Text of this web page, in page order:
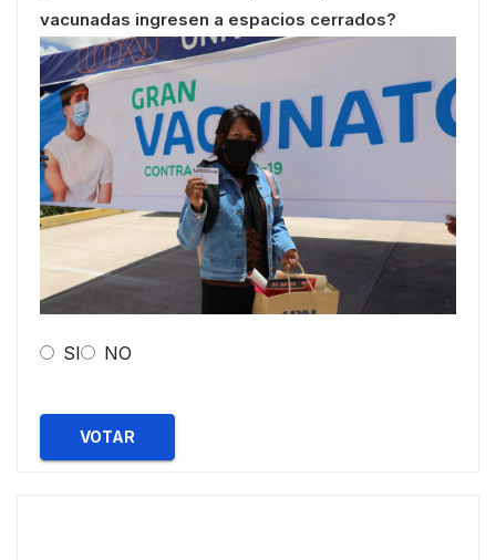
vacunadas ingresen a espacios cerrados?
SI NO
VOTAR